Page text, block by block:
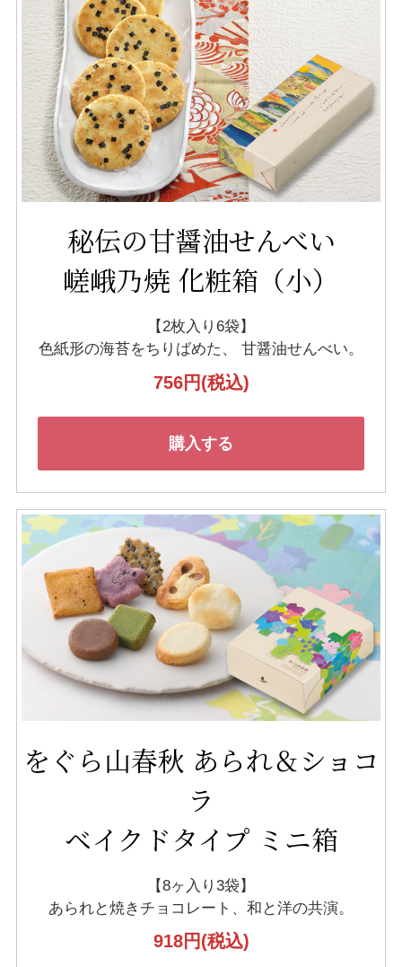
秘伝の甘醤油せんべい
嵯峨乃焼 化粧箱（小）
【2枚入り6袋】
色紙形の海苔をちりばめた、
甘醤油せんべい。
756円(税込)
購入する
をぐら山春秋 あられ＆ショコ
ラ
ベイクドタイプ ミニ箱
【8ヶ入り3袋】
あられと焼きチョコレート、 和と洋の共演。
918円(税込)